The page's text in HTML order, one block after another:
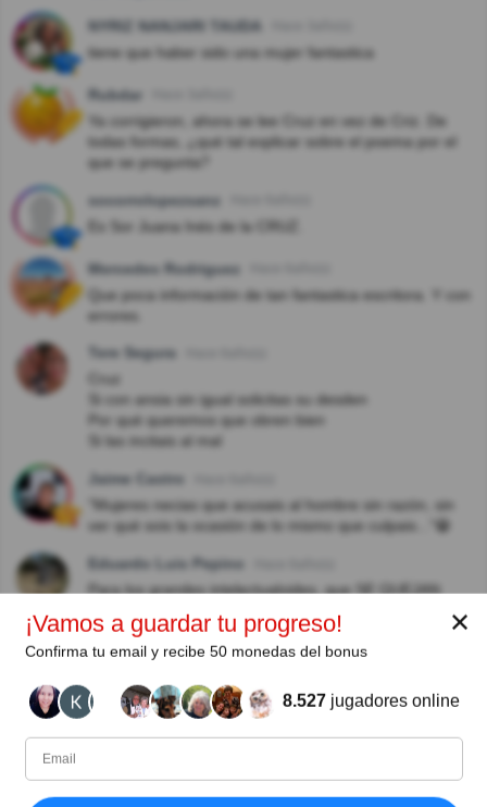
NYRIZ NANJARI TAUDA
tiene que haber sido una mujer fantastica
Rubdar
Ya corrigieron, ahora se lee Cruz en vez de Criz. De
todas formas, ¿qué tal explicar sobre el poema por el
que se pregunta?
socorrolopezsanz
Es Sor Juana Inés de la CRUZ.
Mercedes Rodriguez
Que poca información de tan fantastica escritora. Y con
errores.
Tere Segura
Cruz
Si con ansia sin igual solicitas su desden
Por qué queremos que obren bien
Si las incitais al mal
Jaime Castro
"Mujeres necias que acusais al hombre sin razón, sin
ver qué sois la ocasión de lo mismo que culpais..."😁
Eduardo Luis Pepino
Para los grandes intelectualoides, que SE QUEJAN
TANTO y no saben como puede ser que escriban mal,
les aviso que en el teclado, la "U" la "I" y la "O", estan
una al lado de la otra.
Armando Ricalde Moreno Hace 6año(s)
Se le llamaba Sor JUANA INES DE LA CRUZ no de la
Alicia Viviana Mullen Hace 7año(s)
✕
¡Vamos a guardar tu progreso!
Confirma tu email y recibe 50 monedas del bonus
8.527 jugadores online